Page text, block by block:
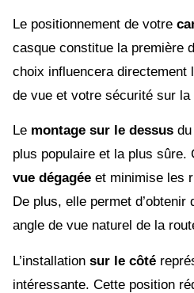
Le positionnement de votre
casque constitue la première
choix influencera directement
de vue et votre sécurité sur la
Le montage sur le dessus
plus populaire et la plus sûre.
vue dégagée et minimise les
De plus, elle permet
angle de vue naturel de la
L’installation sur le côté
intéressante. Cette position